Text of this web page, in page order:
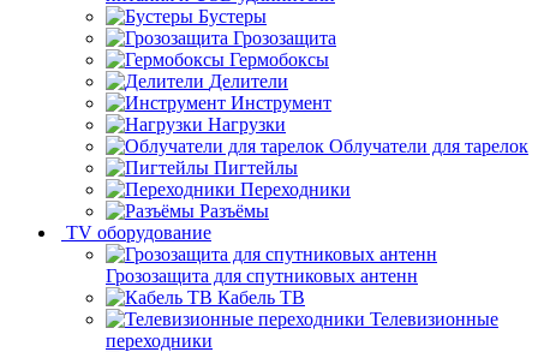
Бустеры
Грозозащита
Гермобоксы
Делители
Инструмент
Нагрузки
Облучатели для тарелок
Пигтейлы
Переходники
Разъёмы
TV оборудование
Грозозащита для спутниковых антенн
Кабель ТВ
Телевизионные
переходники